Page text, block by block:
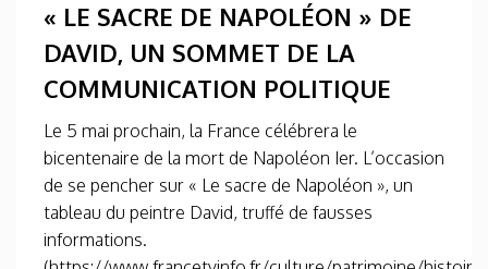
« LE SACRE DE NAPOLÉON » DE
DAVID, UN SOMMET DE LA
COMMUNICATION POLITIQUE
Le 5 mai prochain, la France célébrera le
bicentenaire de la mort de Napoléon Ier. L’occasion
de se pencher sur « Le sacre de Napoléon », un
tableau du peintre David, truffé de fausses
informations.